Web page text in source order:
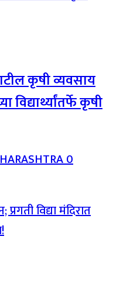
कृषी व्यवसाय
विद्यार्थ्यांतर्फे कृषी
0